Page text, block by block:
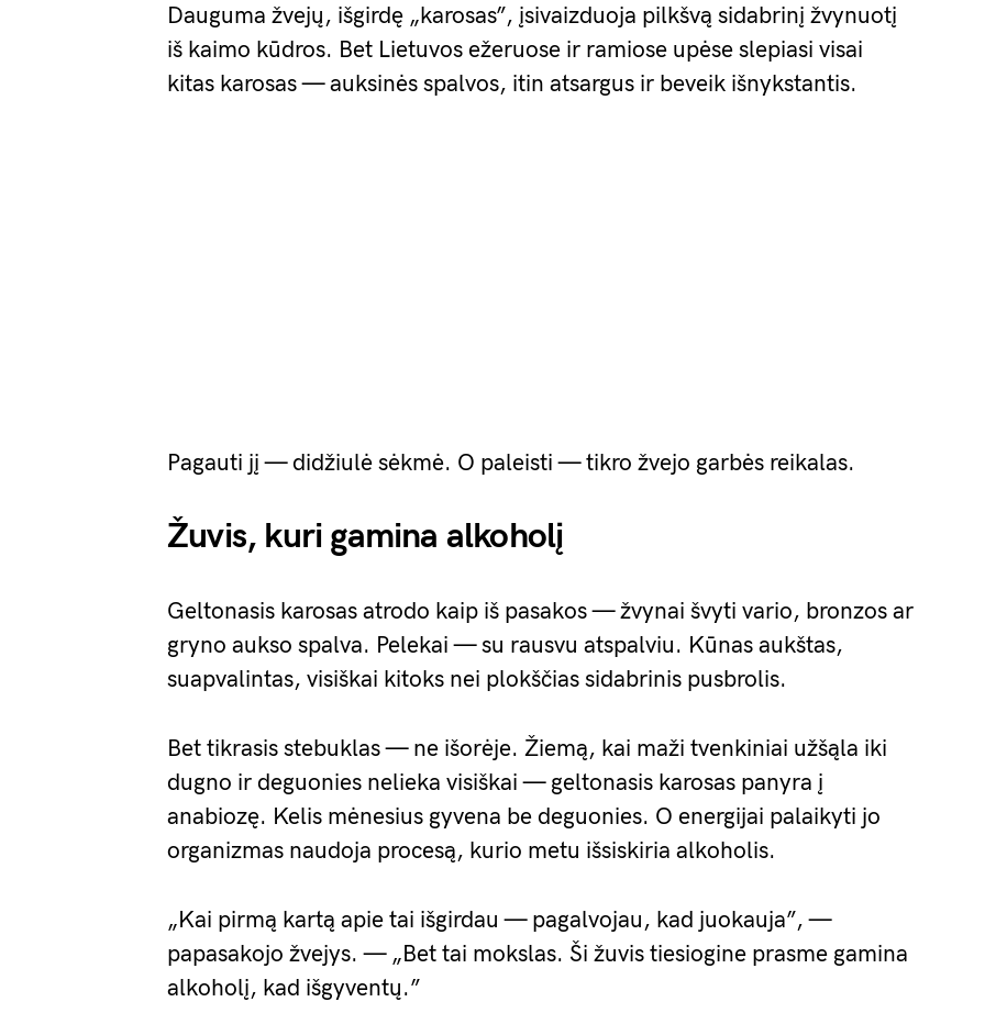
Dauguma žvejų, išgirdę „karosas”, įsivaizduoja pilkšvą sidabrinį žvynuotį
iš kaimo kūdros. Bet Lietuvos ežeruose ir ramiose upėse slepiasi visai
kitas karosas — auksinės spalvos, itin atsargus ir beveik išnykstantis.
Pagauti jį — didžiulė sėkmė. O paleisti — tikro žvejo garbės reikalas.
Žuvis, kuri gamina alkoholį
Geltonasis karosas atrodo kaip iš pasakos — žvynai švyti vario, bronzos ar
gryno aukso spalva. Pelekai — su rausvu atspalviu. Kūnas aukštas,
suapvalintas, visiškai kitoks nei plokščias sidabrinis pusbrolis.
Bet tikrasis stebuklas — ne išorėje. Žiemą, kai maži tvenkiniai užšąla iki
dugno ir deguonies nelieka visiškai — geltonasis karosas panyra į
anabiozę. Kelis mėnesius gyvena be deguonies. O energijai palaikyti jo
organizmas naudoja procesą, kurio metu išsiskiria alkoholis.
„Kai pirmą kartą apie tai išgirdau — pagalvojau, kad juokauja”, —
papasakojo žvejys. — „Bet tai mokslas. Ši žuvis tiesiogine prasme gamina
alkoholį, kad išgyventų.”